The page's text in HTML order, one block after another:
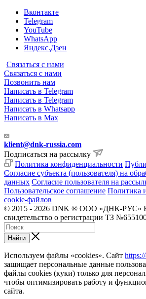
Вконтакте
Telegram
YouTube
WhatsApp
Яндекс.Дзен
Связаться с нами
Связаться с нами
Позвонить нам
Написать в Telegram
Написать в Telegram
Написать в Whatsapp
Написать в Max
klient@dnk-russia.com
Подписаться на рассылку
Политика конфиденциальности
Согласие субъекта (пользователя) на
данных Согласие пользователя на
Пользовательское соглашение Политика
cookie-файлов
© 2015 - 2026 DNK ® ООО «ДНК-РУС»
свидетельство о регистрации ТЗ
Найти
Используем файлы «cookies». Сайт
защищает персональные данные
файлы cookies (куки) только для
чтобы оптимизировать работу и
сайта.